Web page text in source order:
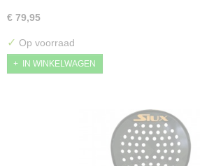
€ 79,95
✓ Op voorraad
IN WINKELWAGEN